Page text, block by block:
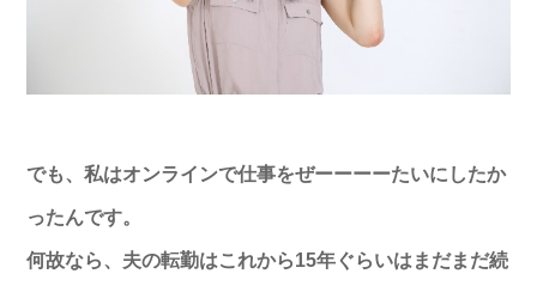
でも、私はオンラインで仕事をぜーーーーたいにしたか
ったんです。
何故なら、夫の転勤はこれから15年ぐらいはまだまだ続